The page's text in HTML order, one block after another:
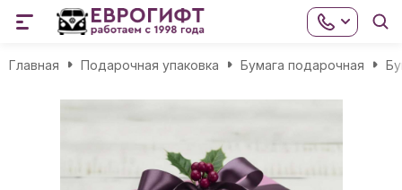
Главная Подарочная упаковка Бумага подарочная